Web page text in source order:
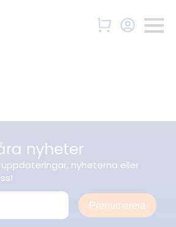
nyheter
nyheterna eller
Prenumerera